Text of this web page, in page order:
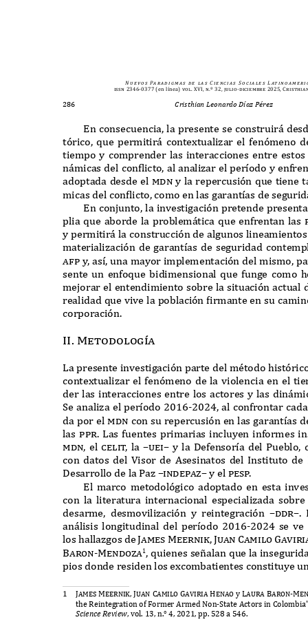
N u e v o s Pa r a d i g m a s d e l a s C i e n c i a s S o c i a l e s L at i n o a m e r i
issn 2346-0377(en línea) vol. XVI, n.º 32, julio-diciembre 2025,
286 Cristhian Leonardo Díaz Pérez
En consecuencia,la presente se construirá
tórico, que permitirá contextualizar el fenómeno
tiempo y comprender las interacciones entre
námicas del conflicto, al analizar el período y
adoptada desde el mdny la repercusión que tiene
micas del conflicto,como en las garantías de
En conjunto,la investigación pretende
pliaque aborde la problemáticaque enfrentan las
y permitirála construcción de algunos
materialización de garantías de seguridad
afp y, así,una mayor implementación del mismo,
sente un enfoque bidimensionalque funge como
mejorar el entendimiento sobre la situación actual
realidad que vive la poblaciónfirmante en su
corporación.
II. Metodología
La presente investigación parte del método
contextualizar el fenómeno de la violencia en el
der las interacciones entre los actores y las diná
Se analiza el período 2016-2024,al confrontar
da por elmdn con su repercusión en las garantías
lasppr. Las fuentes primarias incluyen informes
mdn, elcelit, la –uei–y la Defensoría del Pueblo,
con datos del Visor de Asesinatos del Instituto de
Desarrollo de la Paz –indepaz–y el pesp.
El marco metodológico adoptado en esta
con la literatura internacional especializada
desarme, desmovilización y reintegración –ddr–.
análisis longitudinal del período 2016-2024 se ve
los hallazgos deJames Meernik, Juan Camilo
Baron-Mendoza1 , quienes señalan que la
pios donde residen los excombatientes constituye
1 James Meernik, Juan Camilo Gaviria HenaoyLaura Baron-
theReintegration ofFormer ArmedNon-State Actors in Colombia”
Science Review, vol. 13, n.° 4, 2021,pp. 528a 546.